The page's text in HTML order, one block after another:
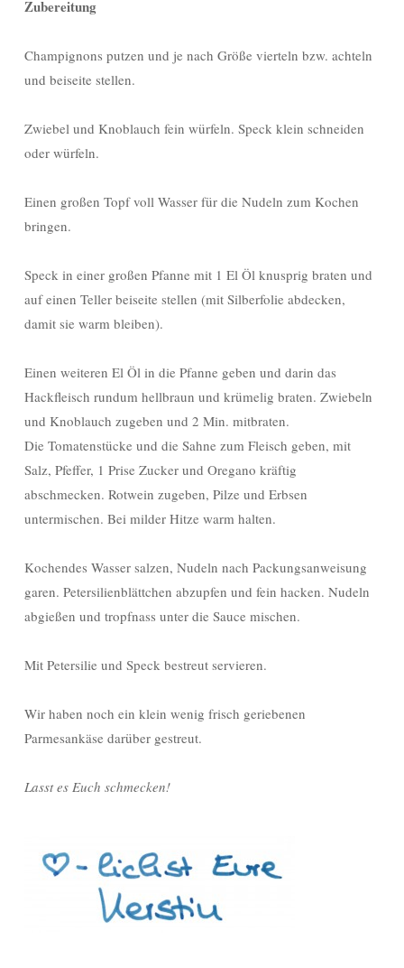
Zubereitung
Champignons putzen und je nach Größe vierteln bzw. achteln
und beiseite stellen.
Zwiebel und Knoblauch fein würfeln. Speck klein schneiden
oder würfeln.
Einen großen Topf voll Wasser für die Nudeln zum Kochen
bringen.
Speck in einer großen Pfanne mit 1 El Öl knusprig braten und
auf einen Teller beiseite stellen (mit Silberfolie abdecken,
damit sie warm bleiben).
Einen weiteren El Öl in die Pfanne geben und darin das
Hackfleisch rundum hellbraun und krümelig braten. Zwiebeln
und Knoblauch zugeben und 2 Min. mitbraten.
Die Tomatenstücke und die Sahne zum Fleisch geben, mit
Salz, Pfeffer, 1 Prise Zucker und Oregano kräftig
abschmecken. Rotwein zugeben, Pilze und Erbsen
untermischen. Bei milder Hitze warm halten.
Kochendes Wasser salzen, Nudeln nach Packungsanweisung
garen. Petersilienblättchen abzupfen und fein hacken. Nudeln
abgießen und tropfnass unter die Sauce mischen.
Mit Petersilie und Speck bestreut servieren.
Wir haben noch ein klein wenig frisch geriebenen
Parmesankäse darüber gestreut.
Lasst es Euch schmecken!